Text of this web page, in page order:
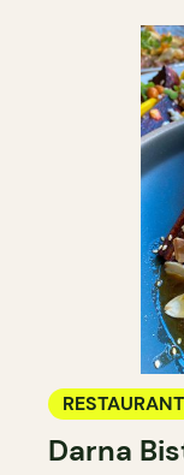
RESTAURANT
Darna